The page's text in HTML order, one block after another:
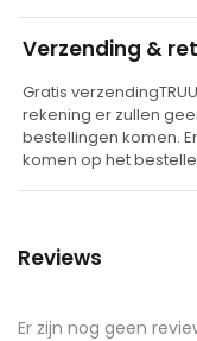
e
Verzending &
Gratis
rekening er zullen
bestellingen komen.
komen op het
Reviews
Er zijn nog geen